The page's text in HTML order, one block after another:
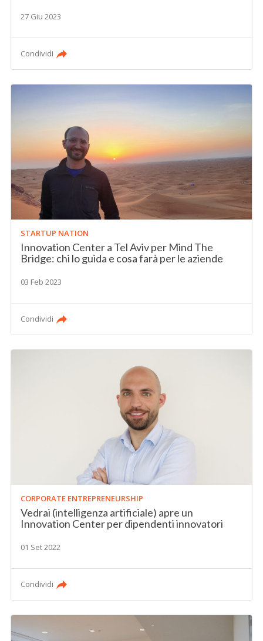
27 Giu 2023
Condividi
STARTUP NATION
Innovation Center a Tel Aviv per Mind The
Bridge: chi lo guida e cosa farà per le aziende
03 Feb 2023
Condividi
CORPORATE ENTREPRENEURSHIP
Vedrai (intelligenza artificiale) apre un
Innovation Center per dipendenti innovatori
01 Set 2022
Condividi